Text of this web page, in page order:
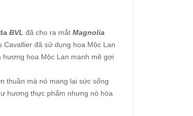
BVL ​​ đã cho ra mắt Magnolia
đã sử dụng hoa Mộc Lan
hoa Mộc Lan mạnh mẽ gợi
thuần mà nó mang lại sức sống
hương thực phẩm nhưng nó hòa